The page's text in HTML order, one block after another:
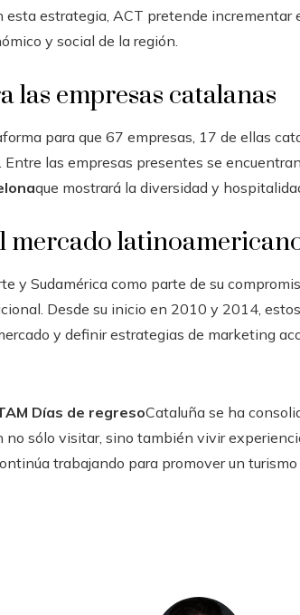
esta estrategia, ACT pretende
y social de la región.
las empresas catalanas
para que 67 empresas, 17 de ellas
las empresas presentes se
que mostrará la diversidad y
mercado
y Sudamérica como parte de su
Desde su inicio en 2010 y 2014,
y definir estrategias de marketing
Días de regresoCataluña se ha
sólo visitar, sino también vivir
trabajando para promover un